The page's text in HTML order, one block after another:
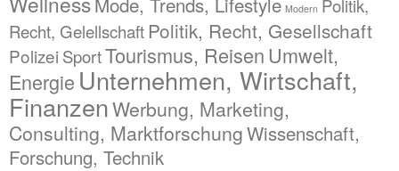
Modern Politik,
Recht, Gelellschaft Politik, Recht, Gesellschaft
Polizei SportTourismus, Reisen Umwelt,
Energie Unternehmen, Wirtschaft,
FinanzenWerbung, Marketing,
Consulting, MarktforschungWissenschaft,
Forschung, Technik